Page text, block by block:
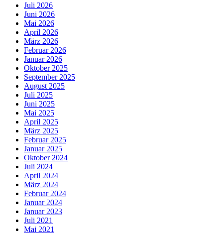
Juli 2026
Juni 2026
Mai 2026
April 2026
März 2026
Februar 2026
Januar 2026
Oktober 2025
September 2025
August 2025
Juli 2025
Juni 2025
Mai 2025
April 2025
März 2025
Februar 2025
Januar 2025
Oktober 2024
Juli 2024
April 2024
März 2024
Februar 2024
Januar 2024
Januar 2023
Juli 2021
Mai 2021